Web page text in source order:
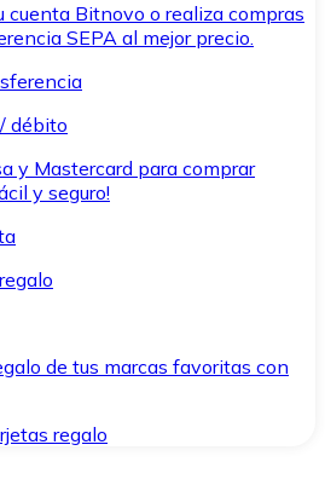
cuenta Bitnovo o realiza compras
SEPA al mejor precio.
débito
y Mastercard para comprar
y seguro!
de tus marcas favoritas con
regalo